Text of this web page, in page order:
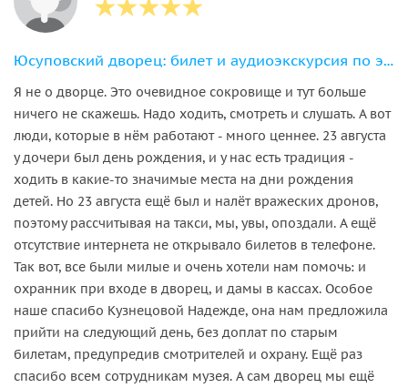
Юсуповский дворец: билет и аудиоэкскурсия по экспозиции про Распутина
Я не о дворце. Это очевидное сокровище и тут больше
ничего не скажешь. Надо ходить, смотреть и слушать. А вот
люди, которые в нём работают - много ценнее. 23 августа
у дочери был день рождения, и у нас есть традиция -
ходить в какие-то значимые места на дни рождения
детей. Но 23 августа ещё был и налёт вражеских дронов,
поэтому рассчитывая на такси, мы, увы, опоздали. А ещё
отсутствие интернета не открывало билетов в телефоне.
Так вот, все были милые и очень хотели нам помочь: и
охранник при входе в дворец, и дамы в кассах. Особое
наше спасибо Кузнецовой Надежде, она нам предложила
прийти на следующий день, без доплат по старым
билетам, предупредив смотрителей и охрану. Ещё раз
спасибо всем сотрудникам музея. А сам дворец мы ещё